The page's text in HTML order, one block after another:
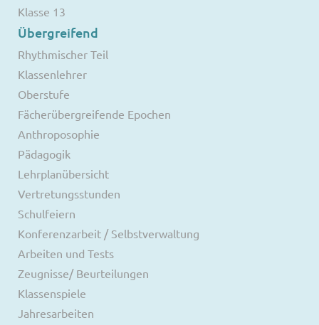
Klasse 13
Übergreifend
Rhythmischer Teil
Klassenlehrer
Oberstufe
Fächerübergreifende Epochen
Anthroposophie
Pädagogik
Lehrplanübersicht
Vertretungsstunden
Schulfeiern
Konferenzarbeit / Selbstverwaltung
Arbeiten und Tests
Zeugnisse/ Beurteilungen
Klassenspiele
Jahresarbeiten